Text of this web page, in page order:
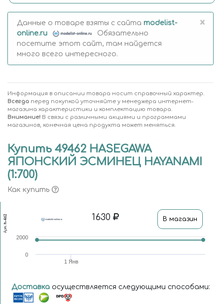
Данные о товаре взяты с сайта modelist-
online.ru
Обязательно
посетите этот сайт, там найдется
много всего интересного.
×
Информация в описании товара носит справочный характер.
Всегда перед покупкой уточняйте у менеджера интернет-
магазина характеристики и комплектацию товара.
Внимание! В связи с различными акциями и программами
магазинов, конечная цена продукта может меняться.
Купить 49462 HASEGAWA
ЯПОНСКИЙ ЭСМИНЕЦ HAYANAMI
(1:700)
Как купить
Арт.
h-462 1630 В магазин
1 Янв
0
2000
Доставка осуществляется следующими способами: